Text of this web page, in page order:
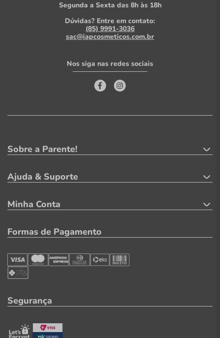
Segunda a Sexta das 8h às 18h
Dúvidas? Entre em contato:
(85) 9991-3036
sac@iapcosmeticos.com.br
Nos siga nas redes sociais
Sobre a Parente!
Ajuda & Suporte
Minha Conta
Formas de Pagamento
Segurança